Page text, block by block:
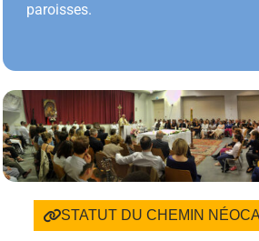
paroisses.
STATUT DU CHEMIN